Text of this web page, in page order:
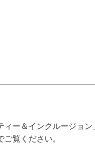
ィー＆インクルージョン
覧ください。